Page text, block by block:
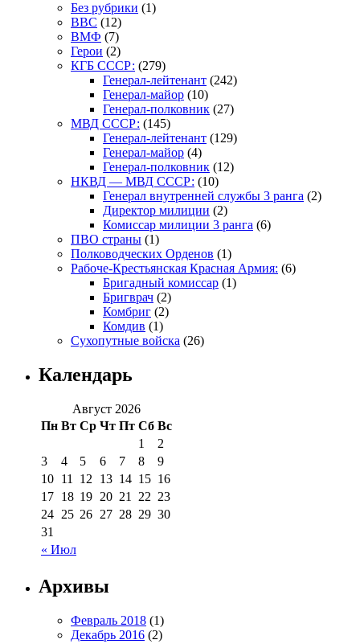
Без рубрики (1)
ВВС (12)
ВМФ (7)
Герои (2)
КГБ СССР: (279)
Генерал-лейтенант (242)
Генерал-майор (10)
Генерал-полковник (27)
МВД СССР: (145)
Генерал-лейтенант (129)
Генерал-майор (4)
Генерал-полковник (12)
НКВД — МВД СССР: (10)
Генерал внутренней службы 3 ранга (2)
Директор милиции (2)
Комиссар милиции 3 ранга (6)
ПВО страны (1)
Полководческих Орденов (1)
Рабоче-Крестьянская Красная Армия: (6)
Бригадный комиссар (1)
Бригврач (2)
Комбриг (2)
Комдив (1)
Сухопутные войска (26)
Календарь
Август 2026
Пн Вт Ср Чт Пт Сб Вс
« Июл
1
2
3
4 5 6 7 8
9
10 11 12 13 14 15 16
17 18 19 20 21 22 23
24 25 26 27 28 29 30
31
Архивы
Февраль 2018 (1)
Декабрь 2016 (2)